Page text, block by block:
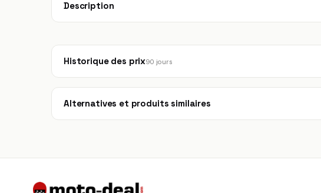
Description
Historique des prix90 jours
Alternatives et produits similaires